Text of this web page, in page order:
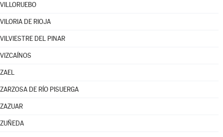
VILLORUEBO
VILORIA DE RIOJA
VILVIESTRE DEL PINAR
VIZCAÍNOS
ZAEL
ZARZOSA DE RÍO PISUERGA
ZAZUAR
ZUÑEDA